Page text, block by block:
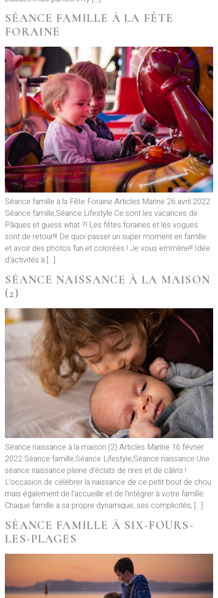
SÉANCE FAMILLE À LA FÊTE
FORAINE
Séance famille à la Fête Foraine Articles Marine 26 avril 2022
Séance famille,Séance Lifestyle Ce sont les vacances de
Pâques et guess what ?! Les fêtes foraines et les vogues
sont de retour!!! De quoi passer un super moment en famille
et avoir des photos fun et colorées ! Je vous emmène!! Idée
d’activités à […]
SÉANCE NAISSANCE À LA MAISON
(2)
Séance naissance à la maison (2) Articles Marine 16 février
2022 Séance famille,Séance Lifestyle,Séance naissance Une
séance naissance pleine d’éclats de rires et de câlins !
L’occasion de célébrer la naissance de ce petit bout de chou
mais également de l’accueillir et de l’intégrer à votre famille.
Chaque famille a sa propre dynamique, ses complicités, […]
SÉANCE FAMILLE À SIX-FOURS-
LES-PLAGES